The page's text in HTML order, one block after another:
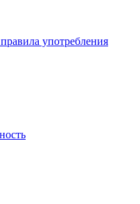
употребления